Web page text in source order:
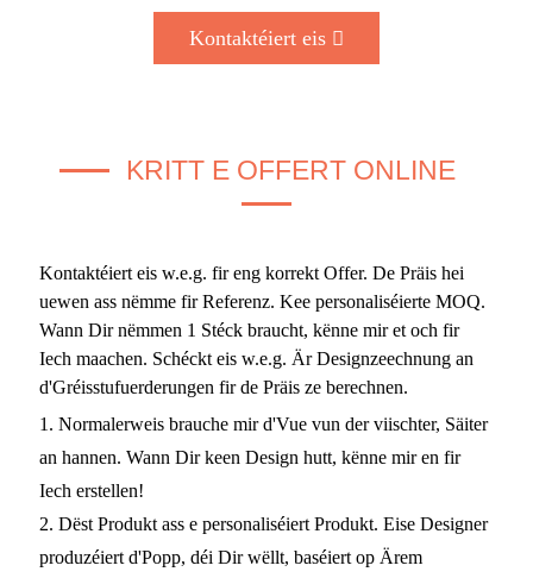
Kontaktéiert eis
KRITT E OFFERT ONLINE
Kontaktéiert eis w.e.g. fir eng korrekt Offer. De Präis hei
uewen ass nëmme fir Referenz. Kee personaliséierte MOQ.
Wann Dir nëmmen 1 Stéck braucht, kënne mir et och fir
Iech maachen. Schéckt eis w.e.g. Är Designzeechnung an
d'Gréisstufuerderungen fir de Präis ze berechnen.
1. Normalerweis brauche mir d'Vue vun der viischter, Säiter
an hannen. Wann Dir keen Design hutt, kënne mir en fir
Iech erstellen!
2. Dëst Produkt ass e personaliséiert Produkt. Eise Designer
produzéiert d'Popp, déi Dir wëllt, baséiert op Ärem